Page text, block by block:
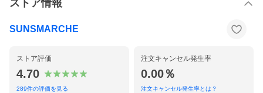
ストア情報
SUNSMARCHE
ストア評価
4.70
289件の評価を見る
注文キャンセル発生率
0.00％
注文キャンセル発生率とは？